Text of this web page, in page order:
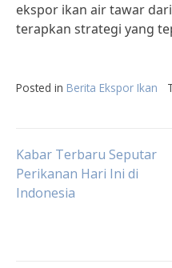
ekspor ikan air tawar
terapkan strategi yang
Posted in Berita Ekspor Ikan
Post
navigation
Kabar Terbaru Seputar
Perikanan Hari Ini di
Indonesia